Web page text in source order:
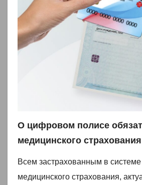
О цифровом полисе
медицинского
Всем застрахованным в системе
медицинского страхования,